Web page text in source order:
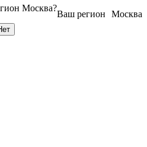
Москва
Ваш регион
Москва?